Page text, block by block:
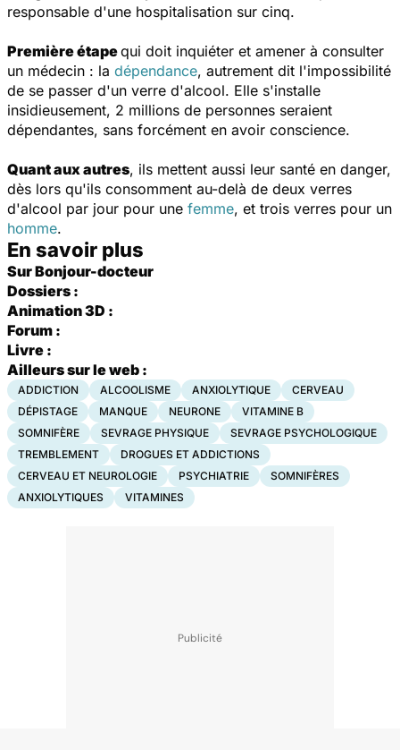
responsable d'une hospitalisation sur cinq.
Première étapequi doit inquiéter et amener à consulter
un médecin : la dépendance, autrement dit l'impossibilité
de se passer d'un verre d'alcool. Elle s'installe
insidieusement, 2 millions de personnes seraient
dépendantes, sans forcément en avoir conscience.
Quant aux autres, ils mettent aussi leur santé en danger,
dès lors qu'ils consomment au-delà de deux verres
d'alcool par jour pour une femme, et trois verres pour un
homme.
En savoir plus
Sur Bonjour-docteur
Dossiers :
Animation 3D :
Forum :
Livre :
Ailleurs sur le web :
ADDICTION ALCOOLISME ANXIOLYTIQUE
CERVEAU
DÉPISTAGE
MANQUE NEURONE
VITAMINE B
SOMNIFÈRE
SEVRAGE PHYSIQUE
SEVRAGE PSYCHOLOGIQUE
TREMBLEMENT
DROGUES ET ADDICTIONS
CERVEAU ET NEUROLOGIE
PSYCHIATRIE
SOMNIFÈRES
ANXIOLYTIQUES
VITAMINES